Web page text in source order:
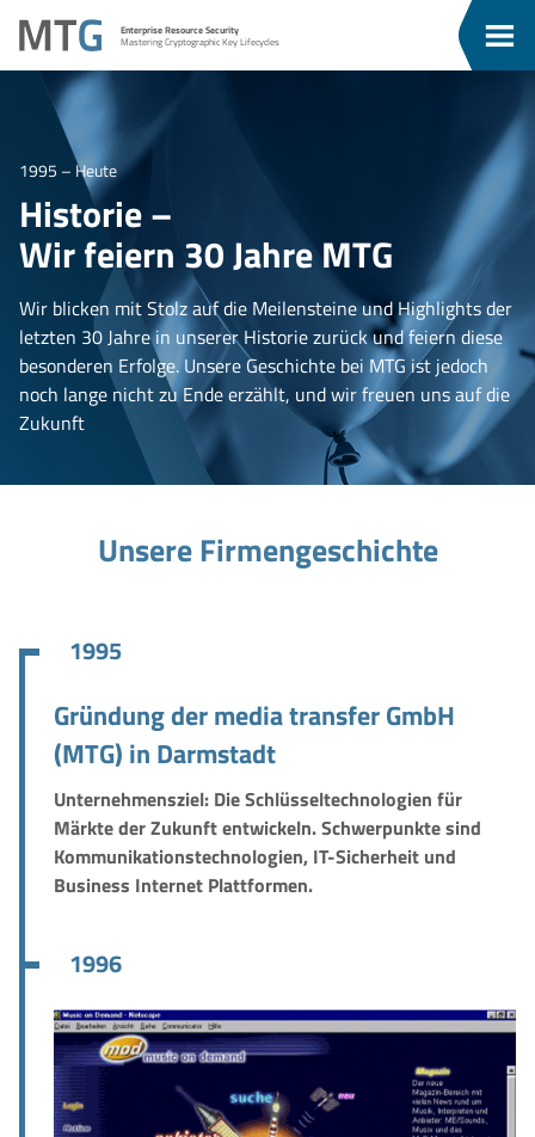
MTG
Enterprise Resource Security
Mastering Cryptographic Key Lifecycles
1995 – Heute
Historie –
Wir feiern 30 Jahre MTG
Wir blicken mit Stolz auf die Meilensteine und Highlights der
letzten 30 Jahre in unserer Historie zurück und feiern diese
besonderen Erfolge. Unsere Geschichte bei MTG ist jedoch
noch lange nicht zu Ende erzählt, und wir freuen uns auf die
Zukunft
Unsere Firmengeschichte
1995
Gründung der media transfer GmbH
(MTG) in Darmstadt
Unternehmensziel: Die Schlüsseltechnologien für
Märkte der Zukunft entwickeln. Schwerpunkte sind
Kommunikationstechnologien, IT-Sicherheit und
Business Internet Plattformen.
1996